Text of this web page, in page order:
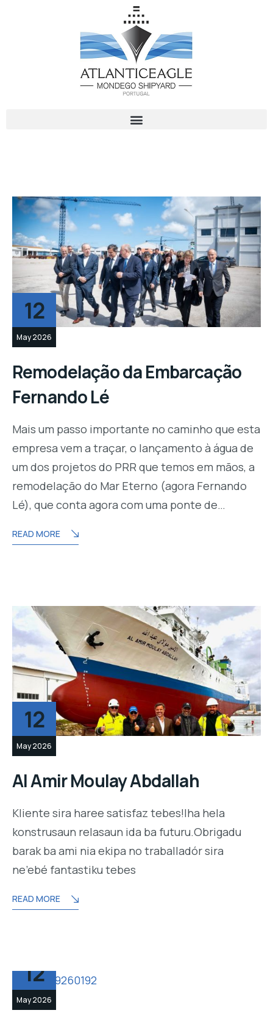
12
May 2026
Remodelação da Embarcação
Fernando Lé
Mais um passo importante no caminho que esta
empresa vem a traçar, o lançamento à água de
um dos projetos do PRR que temos em mãos, a
remodelação do Mar Eterno (agora Fernando
Lé), que conta agora com uma ponte de…
READ MORE
12
May 2026
Al Amir Moulay Abdallah
Kliente sira haree satisfaz tebes!Iha hela
konstrusaun relasaun ida ba futuru.Obrigadu
barak ba ami nia ekipa no traballadór sira
ne’ebé fantastiku tebes
READ MORE
12
May 2026